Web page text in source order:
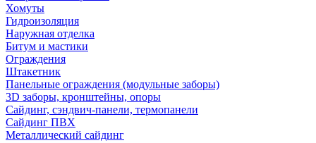
Хомуты
Гидроизоляция
Наружная отделка
Битум и мастики
Ограждения
Штакетник
Панельные ограждения (модульные заборы)
3D заборы, кронштейны, опоры
Cайдинг, сэндвич-панели, термопанели
Сайдинг ПВХ
Металлический сайдинг